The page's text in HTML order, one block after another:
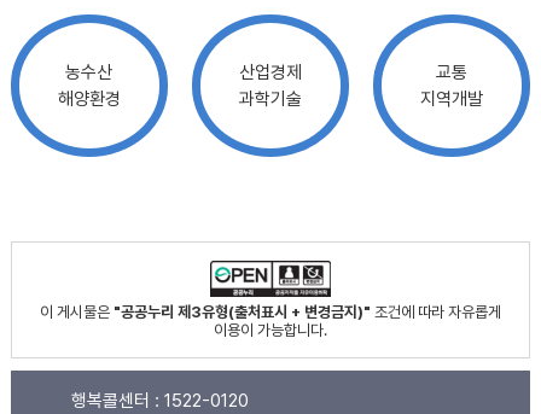
농수산
해양환경
산업경제
과학기술
교통
지역개발
이 게시물은 "공공누리 제3유형(출처표시 + 변경금지)" 조건에 따라 자유롭게
이용이 가능합니다.
행복콜센터 : 1522-0120